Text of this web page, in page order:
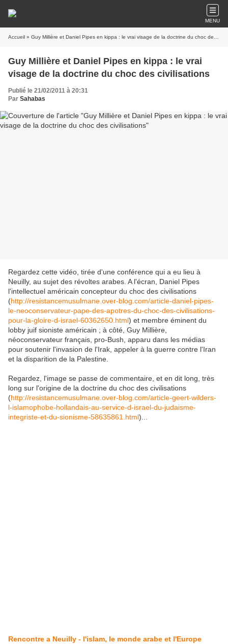
MENU
Accueil » Guy Millière et Daniel Pipes en kippa : le vrai visage de la doctrine du choc des civilisations
Guy Millière et Daniel Pipes en kippa : le vrai
visage de la doctrine du choc des civilisations
Publié le 21/02/2011 à 20:31
Par Sahabas
Regardez cette vidéo, tirée d'une conférence qui a eu lieu à
Neuilly, au sujet des révoltes arabes. A l'écran, Daniel Pipes
l'intellectuel américain concepteur du choc des civilisations
(http://resistancemusulmane.over-blog.com/article-daniel-pipes-
le-neoconservateur-pape-des-apotres-du-choc-des-civilisations-
pour-la-gloire-d-israel-60362650.html) et membre éminent du
lobby juif sioniste américain ; à côté, Guy Millière,
néoconservateur français, pro-Bush, apparu dans les médias
pour soutenir l'invasion de l'Irak, appeler à la guerre contre l'Iran
et la disparition de la Palestine.
Regardez, l'image se passe de commentaire, et en dit long, très
long sur l'origine de la doctrine du choc des civilisations
(http://resistancemusulmane.over-blog.com/article-geert-wilders-
l-islamophobe-hollandais-au-service-d-israel-du-judaisme-
integriste-et-du-sionisme-58635861.html)...
Rencontre a Neuilly - l'islam, le monde arabe et l'Europe